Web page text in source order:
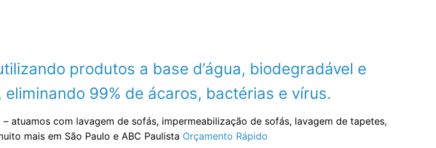
produtos a base d’água, biodegradável e
99% de ácaros, bactérias e vírus.
com lavagem de sofás, impermeabilização de sofás, lavagem de tapetes,
mais em São Paulo e ABC Paulista Orçamento Rápido